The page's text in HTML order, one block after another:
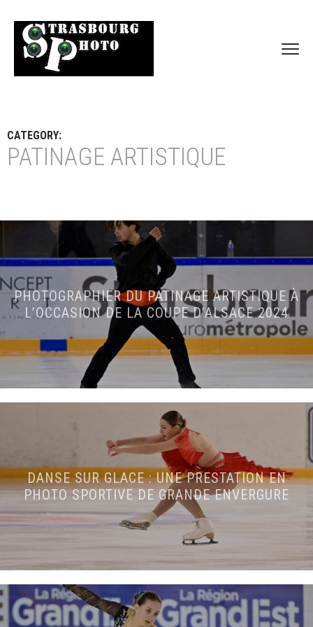
CATEGORY:
PATINAGE ARTISTIQUE
PHOTOGRAPHIER DU PATINAGE ARTISTIQUE À
L’OCCASION DE LA COUPE D’ALSACE 2024
DANSE SUR GLACE : UNE PRESTATION EN
PHOTO SPORTIVE DE GRANDE ENVERGURE